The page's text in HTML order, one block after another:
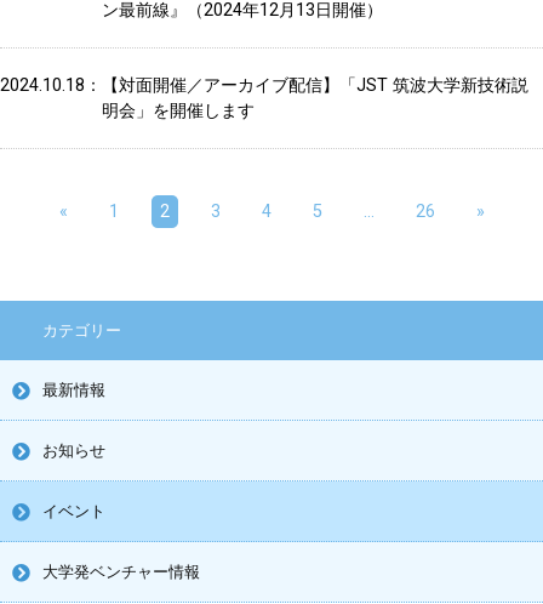
ン最前線』（2024年12月13日開催）
2024.10.18
【対面開催／アーカイブ配信】「JST 筑波大学新技術説
明会」を開催します
« 1 2 3 4 5 … 26 »
カテゴリー
最新情報
お知らせ
イベント
大学発ベンチャー情報